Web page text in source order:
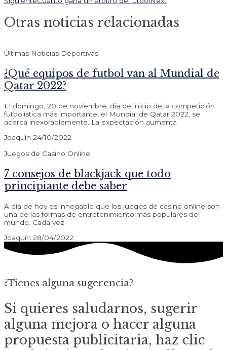
Otras noticias relacionadas
Últimas Noticias Deportivas
¿Qué equipos de futbol van al Mundial de
Qatar 2022?
El domingo, 20 de noviembre, día de inicio de la competición
futbolística más importante, el Mundial de Qatar 2022, se
acerca inexorablemente. La expectación aumenta
Joaquín 24/10/2022
Juegos de Casino Online
7 consejos de blackjack que todo
principiante debe saber
A día de hoy es innegable que los juegos de casino online son
una de las formas de entretenimiento más populares del
mundo. Cada vez
Joaquín 28/04/2022
¿Tienes alguna sugerencia?
Si quieres saludarnos, sugerir
alguna mejora o hacer alguna
propuesta publicitaria, haz clic